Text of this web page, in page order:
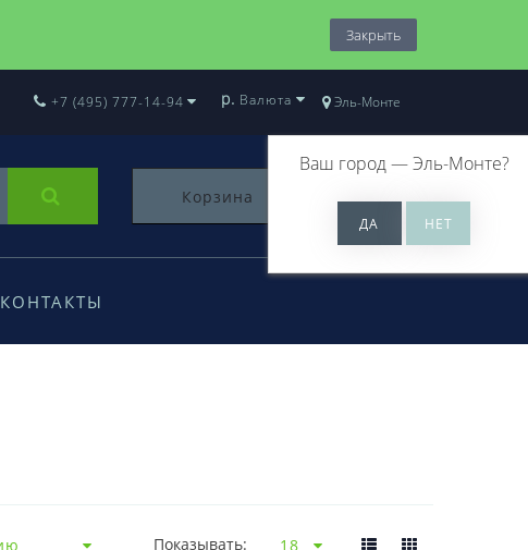
Закрыть
Эль-Монте
Ваш город —Эль-Монте?
+7 (495) 777-14-94 р. Валюта
Корзина 0
КОНТАКТЫ
Показывать: